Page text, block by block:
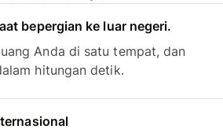
bepergian ke luar negeri.
Anda di satu tempat, dan
hitungan detik.